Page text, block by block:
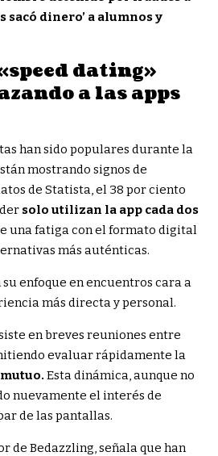
sacó dinero’ a alumnos y
dating»
a las apps
han sido populares durante la
mostrando signos de
de Statista, el 38 por ciento
solo utilizan la app cada dos
una fatiga con el formato digital
más auténticas.
su enfoque en encuentros cara a
más directa y personal.
en breves reuniones entre
evaluar rápidamente la
Esta dinámica, aunque no
nuevamente el interés de
de las pantallas.
de Bedazzling, señala que han